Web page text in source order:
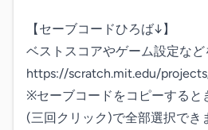
【セーブコードひろば↓】
ベストスコアやゲーム設定など
https://scratch.mit.edu/
※セーブコードをコピーすると
(三回クリック)で全部選択でき